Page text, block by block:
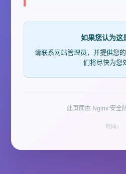
如果您认为这
请联系网站管理员，并提供您
们将尽快为您
此页面由 Nginx 安全
时间: